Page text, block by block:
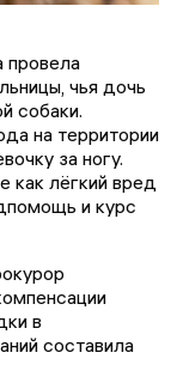
провела
чья дочь
собаки.
на территории
за ногу.
как лёгкий вред
и курс
в
составила